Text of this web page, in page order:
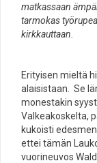
matkassaan
tarmokas
kirkkauttaan.
Erityisen mieltä
alaisistaan. Se
monestakin
Valkeakoskelta,
kukoisti
ettei tämän
vuorineuvos